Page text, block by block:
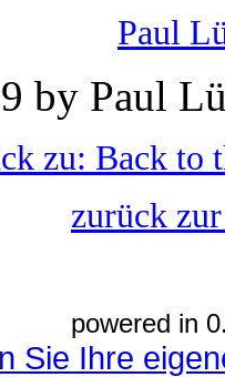
Paul
by Paul
zu: Back to
zurück
powered in
Sie Ihre